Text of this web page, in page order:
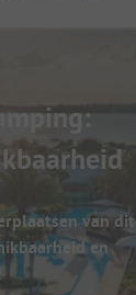
van dit
en